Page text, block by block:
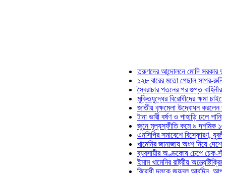
তরুণদের আন্দোলনে মোদি সরকার দুর্বল
১২৮ বারের মতো পেছাল সাগর-রুনি হত্যা
স্বৈরাচার পতনের পর গুপ্ত বাহিনীর
মুক্তিযুদ্ধের বিরোধীদের ক্ষমা চাইতে হবে:
জাতীয় বৃক্ষমেলা উদ্বোধন করলেন প্রধানমন্ত্রী
টানা ভারী বর্ষণ ও পাহাড়ি ঢলে পানিবন্দি
জুনে মূল্যস্ফীতি কমে ৯ দশমিক ১৬ শতাংশ
এনসিপির সমাবেশে বিস্ফোরণ, যুবলীগের দুই
খামেনির জানাজায় অংশ নিয়ে দেশে ফিরলেন
ব্যবসায়ীর অণ্ডকোষ চেপে চেক-স্ট্যাম্পে
ইমাম খামেনির রাষ্ট্রীয় অন্ত্যেষ্টিক্রিয়ায়
বিরোধী দলকে জয়নুল আবদিন, আপনারা ৭১